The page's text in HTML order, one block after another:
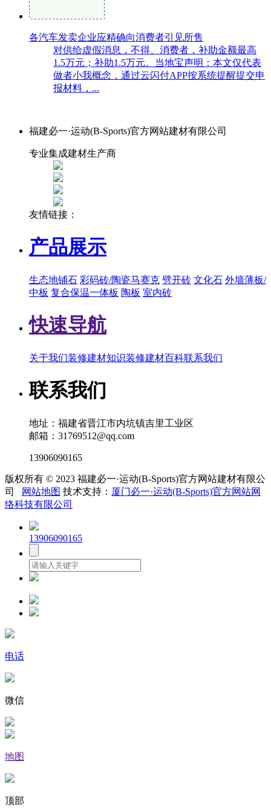
各汽车发卖企业应精确向消费者引见所售
对供给虚假消息，不得、消费者，补助金额最高
1.5万元；补助1.5万元。当地宝声明：本文仅代表
做者小我概念，通过云闪付APP按系统提醒提交申
报材料，...
福建必一·运动(B-Sports)官方网站建材有限公司
专业集成建材生产商
友情链接：
产品展示
生态地铺石 彩码砖/陶瓷马赛克 劈开砖 文化石 外墙薄板/
中板 复合保温一体板 陶板 室内砖
快速导航
关于我们装修建材知识装修建材百科联系我们
联系我们
地址：福建省晋江市内坑镇吉里工业区
邮箱：31769512@qq.com
13906090165
版权所有 © 2023 福建必一·运动(B-Sports)官方网站建材有限公
司
网站地图 技术支持： 厦门必一·运动(B-Sports)官方网站网
络科技有限公司
13906090165
电话
微信
地图
顶部